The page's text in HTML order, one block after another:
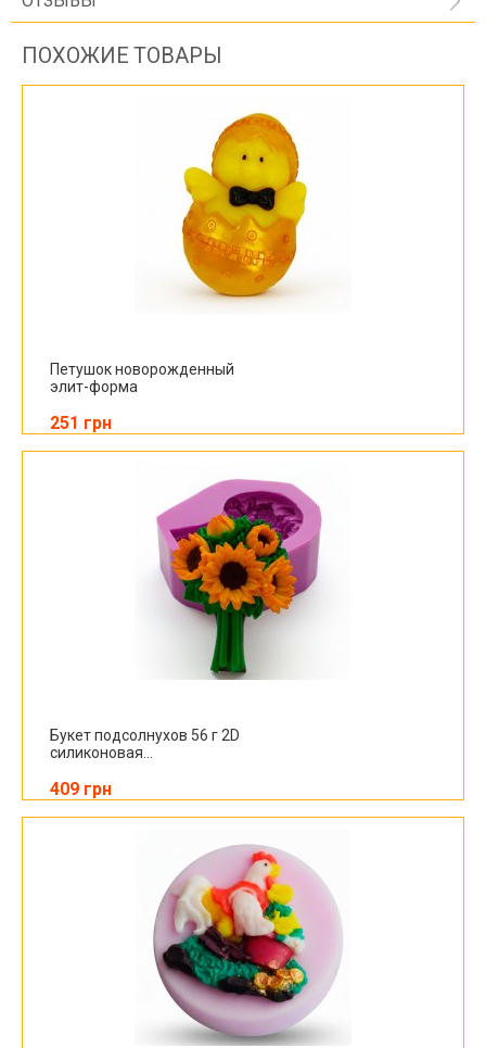
ПОХОЖИЕ ТОВАРЫ
Петушок новорожденный
элит-форма
251 грн
Букет подсолнухов 56 г 2D
силиконовая...
409 грн